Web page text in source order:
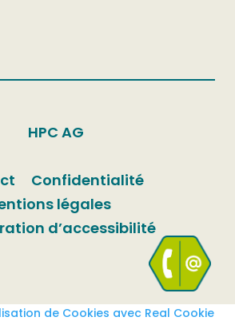
HPC AG
Confidentialité
légales
d’accessibilité
de Cookies avec Real Cookie